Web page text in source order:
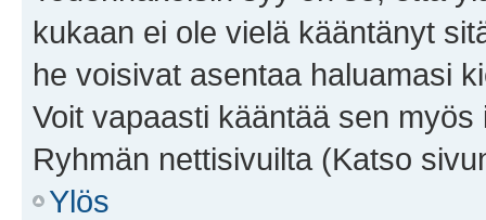
kukaan ei ole vielä kääntänyt
he voisivat asentaa haluamasi
Voit vapaasti kääntää sen
Ryhmän nettisivuilta (Katso
Ylös